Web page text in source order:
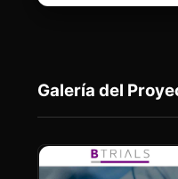
Galería del